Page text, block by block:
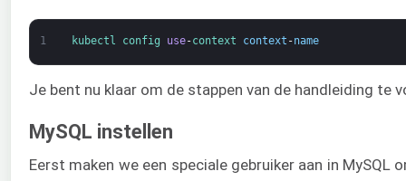
1 kubectl config use-context context -name
Je bent nu klaar om de stappen van de handleiding te
MySQL instellen
Eerst maken we een speciale gebruiker aan in MySQL